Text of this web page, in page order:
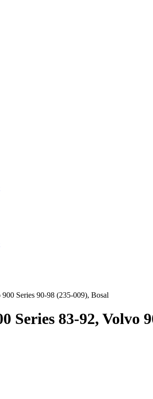
Series 90-98 (235-009), Bosal
Series 83-92, Volvo